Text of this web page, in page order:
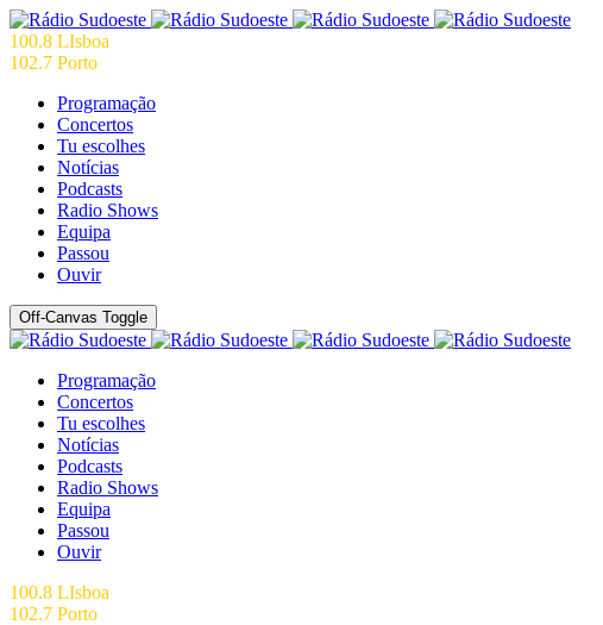
100.8 LIsboa
102.7 Porto
Programação
Concertos
Tu escolhes
Notícias
Podcasts
Radio Shows
Equipa
Passou
Ouvir
Off-Canvas Toggle
Programação
Concertos
Tu escolhes
Notícias
Podcasts
Radio Shows
Equipa
Passou
Ouvir
100.8 LIsboa
102.7 Porto